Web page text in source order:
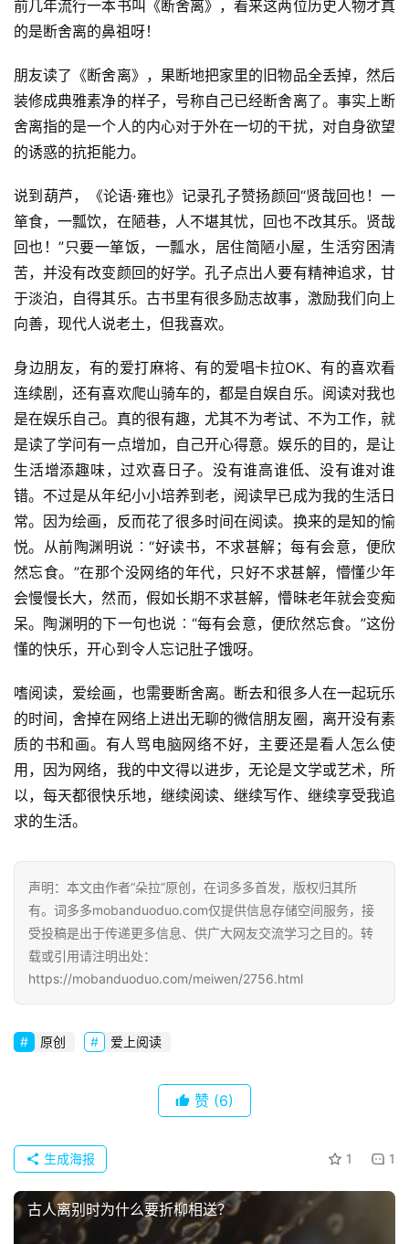
好
词
好
句
经
古
今
诗
词
前几年流行一本书叫《断舍离》，看来这两位历史人物才真
的是断舍离的鼻祖呀！
朋友读了《断舍离》，果断地把家里的旧物品全丢掉，然后
装修成典雅素净的样子，号称自己已经断舍离了。事实上断
舍离指的是一个人的内心对于外在一切的干扰，对自身欲望
的诱惑的抗拒能力。
说到葫芦，《论语·雍也》记录孔子赞扬颜回“贤哉回也！一
箪食，一瓢饮，在陋巷，人不堪其忧，回也不改其乐。贤哉
回也！”只要一箪饭，一瓢水，居住简陋小屋，生活穷困清
苦，并没有改变颜回的好学。孔子点出人要有精神追求，甘
于淡泊，自得其乐。古书里有很多励志故事，激励我们向上
向善，现代人说老土，但我喜欢。
身边朋友，有的爱打麻将、有的爱唱卡拉OK、有的喜欢看
连续剧，还有喜欢爬山骑车的，都是自娱自乐。阅读对我也
是在娱乐自己。真的很有趣，尤其不为考试、不为工作，就
是读了学问有一点增加，自己开心得意。娱乐的目的，是让
生活增添趣味，过欢喜日子。没有谁高谁低、没有谁对谁
错。不过是从年纪小小培养到老，阅读早已成为我的生活日
常。因为绘画，反而花了很多时间在阅读。换来的是知的愉
悦。从前陶渊明说︰“好读书，不求甚解；每有会意，便欣
然忘食。”在那个没网络的年代，只好不求甚解，懵懂少年
会慢慢长大，然而，假如长期不求甚解，懵昧老年就会变痴
呆。陶渊明的下一句也说︰“每有会意，便欣然忘食。”这份
懂的快乐，开心到令人忘记肚子饿呀。
嗜阅读，爱绘画，也需要断舍离。断去和很多人在一起玩乐
的时间，舍掉在网络上进出无聊的微信朋友圈，离开没有素
质的书和画。有人骂电脑网络不好，主要还是看人怎么使
用，因为网络，我的中文得以进步，无论是文学或艺术，所
以，每天都很快乐地，继续阅读、继续写作、继续享受我追
求的生活。
声明：本文由作者“朵拉”原创，在词多多首发，版权归其所
有。词多多mobanduoduo.com仅提供信息存储空间服务，接
受投稿是出于传递更多信息、供广大网友交流学习之目的。转
载或引用请注明出处：
https://mobanduoduo.com/meiwen/2756.html
原创 爱上阅读
赞 (6)
1 1
生成海报
古人离别时为什么要折柳相送？